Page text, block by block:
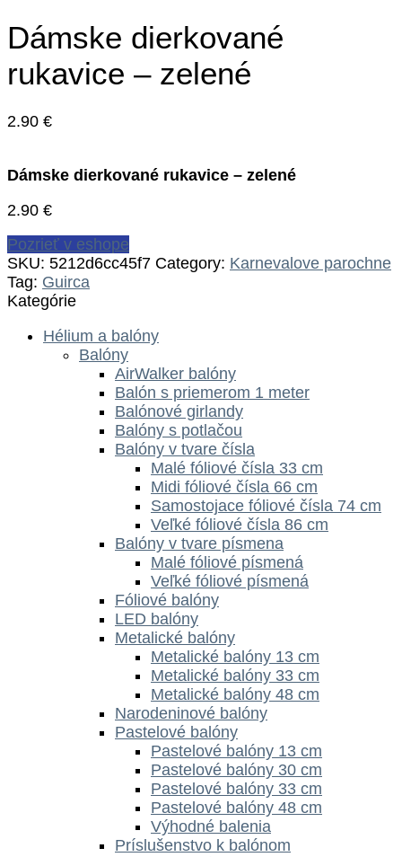
Dámske dierkované
rukavice – zelené
2.90 €
Dámske dierkované rukavice – zelené
2.90 €
Pozrieť v eshope
SKU: 5212d6cc45f7 Category: Karnevalove parochne
Tag: Guirca
Kategórie
Hélium a balóny
Balóny
AirWalker balóny
Balón s priemerom 1 meter
Balónové girlandy
Balóny s potlačou
Balóny v tvare čísla
Malé fóliové čísla 33 cm
Midi fóliové čísla 66 cm
Samostojace fóliové čísla 74 cm
Veľké fóliové čísla 86 cm
Balóny v tvare písmena
Malé fóliové písmená
Veľké fóliové písmená
Fóliové balóny
LED balóny
Metalické balóny
Metalické balóny 13 cm
Metalické balóny 33 cm
Metalické balóny 48 cm
Narodeninové balóny
Pastelové balóny
Pastelové balóny 13 cm
Pastelové balóny 30 cm
Pastelové balóny 33 cm
Pastelové balóny 48 cm
Výhodné balenia
Príslušenstvo k balónom